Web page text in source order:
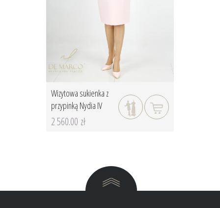
Wizytowa sukienka z
przypinką Nydia IV
2 560.00 zł